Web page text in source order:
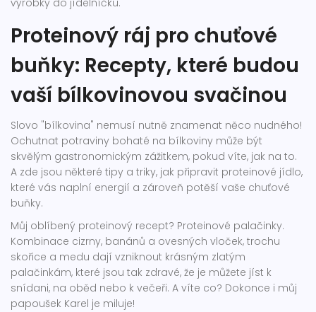
výrobky do jídelníčku.
Proteinový ráj pro chuťové
buňky: Recepty, které budou
vaší bílkovinovou svačinou
Slovo "bílkovina" nemusí nutně znamenat něco nudného!
Ochutnat potraviny bohaté na bílkoviny může být
skvělým gastronomickým zážitkem, pokud víte, jak na to.
A zde jsou některé tipy a triky, jak připravit proteinové jídlo,
které vás naplní energií a zároveň potěší vaše chuťové
buňky.
Můj oblíbený proteinový recept? Proteinové palačinky.
Kombinace cizrny, banánů a ovesných vloček, trochu
skořice a medu dají vzniknout krásným zlatým
palačinkám, které jsou tak zdravé, že je můžete jíst k
snídani, na oběd nebo k večeři. A víte co? Dokonce i můj
papoušek Karel je miluje!